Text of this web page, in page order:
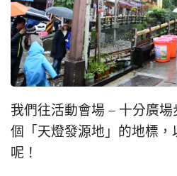
我們往活動會場 – 十分廣
個「天燈發源地」的地標
呢！